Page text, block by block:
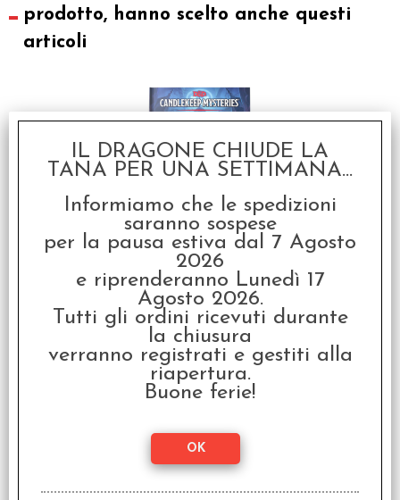
prodotto, hanno scelto anche questi
articoli
D&D 5th Edition -
Candlekeep Mysteries
€49,99
D&D 5th Edition -
Waterdeep: Dragon
IL DRAGONE CHIUDE LA
TANA PER UNA SETTIMANA...
Informiamo che le spedizioni
saranno sospese
per la pausa estiva dal 7 Agosto
2026
e riprenderanno Lunedì 17
Agosto 2026.
Tutti gli ordini ricevuti durante
la chiusura
verranno registrati e gestiti alla
riapertura.
Buone ferie!